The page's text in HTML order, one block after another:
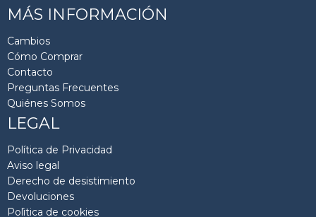
MÁS INFORMACIÓN
Cambios
Cómo Comprar
Contacto
Preguntas Frecuentes
Quiénes Somos
LEGAL
Política de Privacidad
Aviso legal
Derecho de desistimiento
Devoluciones
Polìtica de cookies